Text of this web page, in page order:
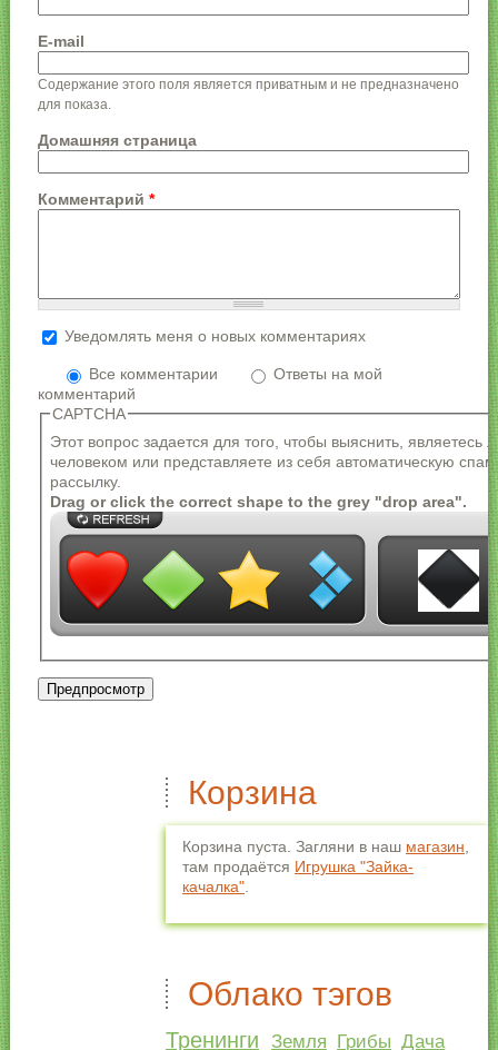
E-mail
Содержание этого поля является приватным и не предназначено
для показа.
Домашняя страница
Комментарий *
Более подробная информация о текстовых
Формат текста
Адреса страниц и электронной почты
автоматически преобразуются в ссылки.
Разрешённые HTML-теги: <a> <em> <strong> <cite>
<blockquote> <code> <ul> <ol> <li> <dl> <dt> <dd>
Строки и параграфы переносятся автоматически.
Уведомлять меня о новых комментариях
Все комментарии
Ответы на мой
комментарий
CAPTCHA
Этот вопрос задается для того, чтобы выяснить, являетесь
человеком или представляете из себя автоматическую
рассылку.
Drag or click the correct shape to the grey "drop area".
Корзина
Корзина пуста. Загляни в наш магазин
там продаётся Игрушка "Зайка-
качалка"
Облако тэгов
Тренинги Земля Грибы Дача